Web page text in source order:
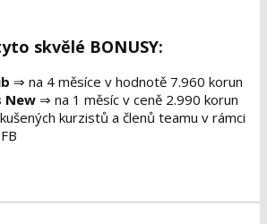
skvělé BONUSY:
⇒ na 4 měsíce v hodnotě 7.960 korun
New ⇒ na 1 měsíc v ceně 2.990 korun
kurzistů a členů teamu v rámci